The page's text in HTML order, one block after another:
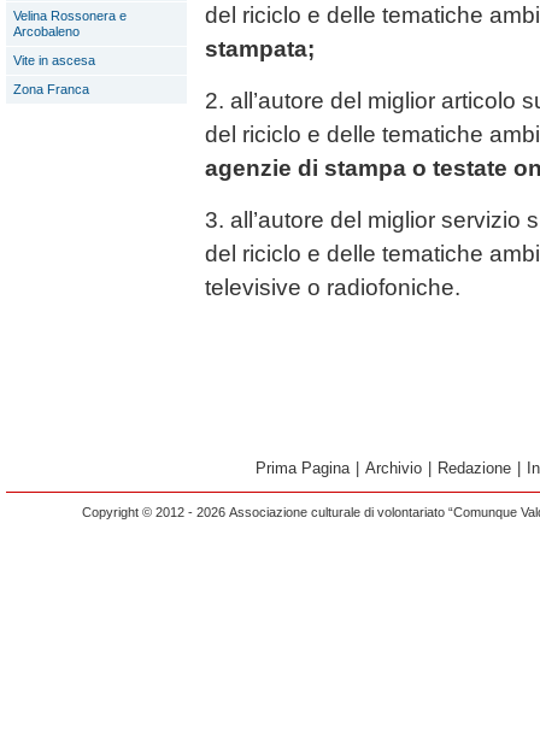
Velina Rossonera e
Arcobaleno
Vite in ascesa
Zona Franca
del riciclo e delle tematiche
stampata;
2. all’autore del miglior articolo
del riciclo e delle tematiche
agenzie di stampa o testate
3. all’autore del miglior servizio
del riciclo e delle tematiche
televisive o radiofoniche.
Prima Pagina Archivio Redazione
Copyright © 2012 - 2026 Associazione culturale di volontariato “Comunque